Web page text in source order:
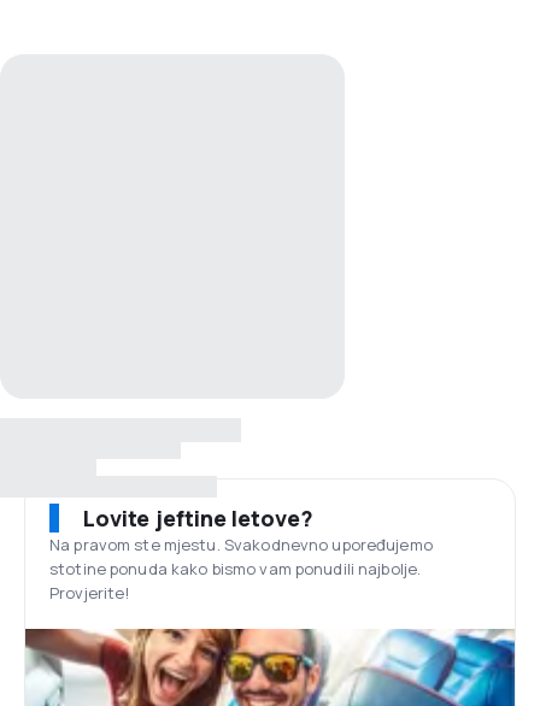
Lovite jeftine letove?
Na pravom ste mjestu. Svakodnevno upoređujemo
stotine ponuda kako bismo vam ponudili najbolje.
Provjerite!